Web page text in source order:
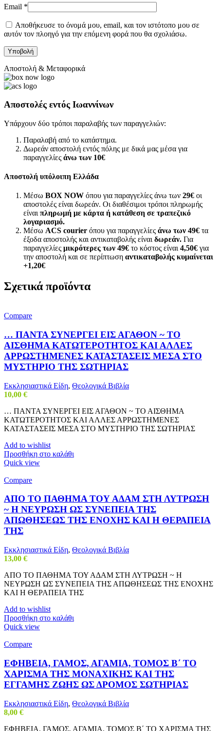
Email *
Αποθήκευσε το όνομά μου, email, και τον ιστότοπο μου σε
αυτόν τον πλοηγό για την επόμενη φορά που θα σχολιάσω.
Αποστολή & Μεταφορικά
Αποστολές εντός Ιωαννίνων
Υπάρχουν δύο τρόποι παραλαβής των παραγγελιών:
Παραλαβή από το κατάστημα.
Δωρεάν αποστολή εντός πόλης με δικά μας μέσα για
παραγγελίες άνω των 10€
Αποστολή υπόλοιπη Ελλάδα
Μέσω BOX NOW όπου για παραγγελίες άνω των 29€ οι
αποστολές είναι δωρεάν. Οι διαθέσιμοι τρόποι πληρωμής
είναιπληρωμή με κάρτα ή κατάθεση σε τραπεζικό
λογαριασμό.
Μέσω ACS courier όπου για παραγγελίες άνω των 49€ τα
έξοδα αποστολής και αντικαταβολής είναιδωρεάν. Για
παραγγελίες μικρότερες των 49€ το κόστος είναι4,50€ για
την αποστολή και σε περίπτωση αντικαταβολής κυμαίνεται
+1,20€
Σχετικά προϊόντα
Compare
… ΠΑΝΤΑ ΣΥΝΕΡΓΕΙ ΕΙΣ ΑΓΑΘΟΝ ~ ΤΟ
ΑΙΣΘΗΜΑ ΚΑΤΩΤΕΡΟΤΗΤΟΣ ΚΑΙ ΑΛΛΕΣ
ΑΡΡΩΣΤΗΜΕΝΕΣ ΚΑΤΑΣΤΑΣΕΙΣ ΜΕΣΑ ΣΤΟ
ΜΥΣΤΗΡΙΟ ΤΗΣ ΣΩΤΗΡΙΑΣ
Εκκλησιαστικά Είδη, Θεολογικά Βιβλία
10,00 €
… ΠΑΝΤΑ ΣΥΝΕΡΓΕΙ ΕΙΣ ΑΓΑΘΟΝ ~ ΤΟ ΑΙΣΘΗΜΑ
ΚΑΤΩΤΕΡΟΤΗΤΟΣ ΚΑΙ ΑΛΛΕΣ ΑΡΡΩΣΤΗΜΕΝΕΣ
ΚΑΤΑΣΤΑΣΕΙΣ ΜΕΣΑ ΣΤΟ ΜΥΣΤΗΡΙΟ ΤΗΣ ΣΩΤΗΡΙΑΣ
Add to wishlist
Προσθήκη στο καλάθι
Quick view
Compare
ΑΠΟ ΤΟ ΠΑΘΗΜΑ ΤΟΥ ΑΔΑΜ ΣΤΗ ΛΥΤΡΩΣΗ
~ Η ΝΕΥΡΩΣΗ ΩΣ ΣΥΝΕΠΕΙΑ ΤΗΣ
ΑΠΩΘΗΣΕΩΣ ΤΗΣ ΕΝΟΧΗΣ ΚΑΙ Η ΘΕΡΑΠΕΙΑ
ΤΗΣ
Εκκλησιαστικά Είδη, Θεολογικά Βιβλία
13,00 €
ΑΠΟ ΤΟ ΠΑΘΗΜΑ ΤΟΥ ΑΔΑΜ ΣΤΗ ΛΥΤΡΩΣΗ ~ Η
ΝΕΥΡΩΣΗ ΩΣ ΣΥΝΕΠΕΙΑ ΤΗΣ ΑΠΩΘΗΣΕΩΣ ΤΗΣ ΕΝΟΧΗΣ
ΚΑΙ Η ΘΕΡΑΠΕΙΑ ΤΗΣ
Add to wishlist
Προσθήκη στο καλάθι
Quick view
Compare
ΕΦΗΒΕΙΑ, ΓΑΜΟΣ, ΑΓΑΜΙΑ, ΤΟΜΟΣ Β΄ ΤΟ
ΧΑΡΙΣΜΑ ΤΗΣ ΜΟΝΑΧΙΚΗΣ ΚΑΙ ΤΗΣ
ΕΓΓΑΜΗΣ ΖΩΗΣ ΩΣ ΔΡΟΜΟΣ ΣΩΤΗΡΙΑΣ
Εκκλησιαστικά Είδη, Θεολογικά Βιβλία
8,00 €
ΕΦΗΒΕΙΑ, ΓΑΜΟΣ, ΑΓΑΜΙΑ, ΤΟΜΟΣ Β΄ ΤΟ ΧΑΡΙΣΜΑ ΤΗΣ